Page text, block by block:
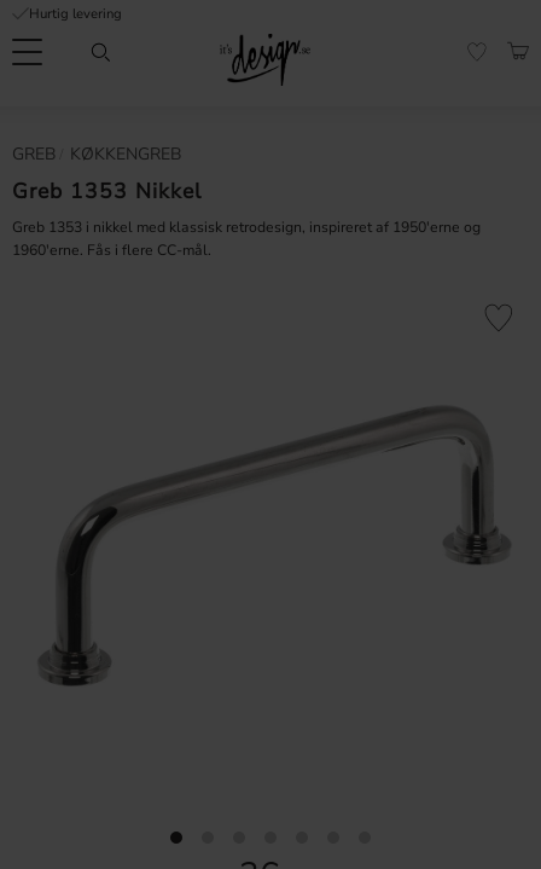
Menu
Hurtig levering
GREB KØKKENGREB
Greb 1353 Nikkel
Greb 1353 i nikkel med klassisk retrodesign, inspireret af 1950'erne og
1960'erne. Fås i flere CC-mål.
Gem
Ofte stillede
spørgsmål